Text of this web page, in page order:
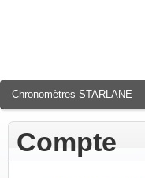
Chronomètres STARLANE
Compte